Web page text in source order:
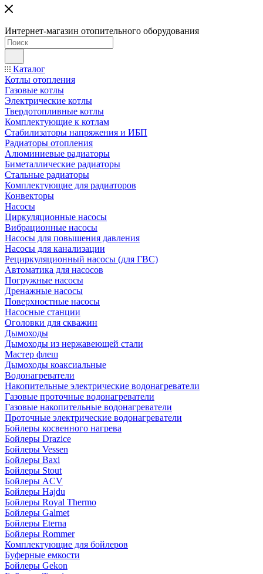
Интернет-магазин отопительного оборудования
Каталог
Котлы отопления
Газовые котлы
Электрические котлы
Твердотопливные котлы
Комплектующие к котлам
Стабилизаторы напряжения и ИБП
Радиаторы отопления
Алюминиевые радиаторы
Биметаллические радиаторы
Стальные радиаторы
Комплектующие для радиаторов
Конвекторы
Насосы
Циркуляционные насосы
Вибрационные насосы
Насосы для повышения давления
Насосы для канализации
Рециркуляционный насосы (для ГВС)
Автоматика для насосов
Погружные насосы
Дренажные насосы
Поверхностные насосы
Насосные станции
Оголовки для скважин
Дымоходы
Дымоходы из нержавеющей стали
Мастер флеш
Дымоходы коаксиальные
Водонагреватели
Накопительные электрические водонагреватели
Газовые проточные водонагреватели
Газовые накопительные водонагреватели
Проточные электрические водонагреватели
Бойлеры косвенного нагрева
Бойлеры Drazice
Бойлеры Vessen
Бойлеры Baxi
Бойлеры Stout
Бойлеры ACV
Бойлеры Hajdu
Бойлеры Royal Thermo
Бойлеры Galmet
Бойлеры Eterna
Бойлеры Rommer
Комплектующие для бойлеров
Буферные емкости
Бойлеры Gekon